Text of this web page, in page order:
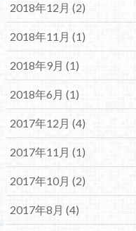
2018年12月 (2)
2018年11月 (1)
2018年9月 (1)
2018年6月 (1)
2017年12月 (4)
2017年11月 (1)
2017年10月 (2)
2017年8月 (4)